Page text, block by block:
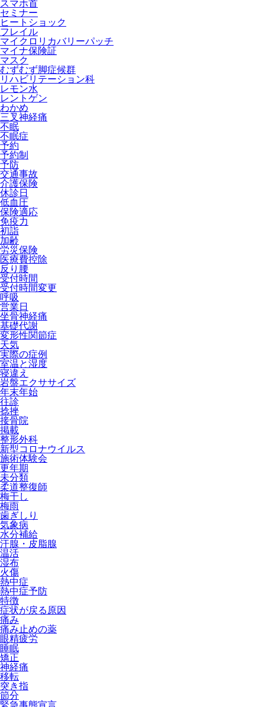
スマホ首
セミナー
ヒートショック
フレイル
マイクロリカバリーパッチ
マイナ保険証
マスク
むずむず脚症候群
リハビリテーション科
レモン水
レントゲン
わかめ
三叉神経痛
不眠
不眠症
予約
予約制
予防
交通事故
介護保険
休診日
低血圧
保険適応
免疫力
初詣
加齢
労災保険
医療費控除
反り腰
受付時間
受付時間変更
呼吸
営業日
坐骨神経痛
基礎代謝
変形性関節症
天気
実際の症例
室温と湿度
寝違え
岩盤エクササイズ
年末年始
往診
捻挫
接骨院
掲載
整形外科
新型コロナウイルス
施術体験会
更年期
未分類
柔道整復師
梅干し
梅雨
歯ぎしり
気象病
水分補給
汗腺・皮脂腺
温活
湿布
火傷
熱中症
熱中症予防
特徴
症状が戻る原因
痛み
痛み止めの薬
眼精疲労
睡眠
矯正
神経痛
移転
突き指
節分
緊急事態宣言